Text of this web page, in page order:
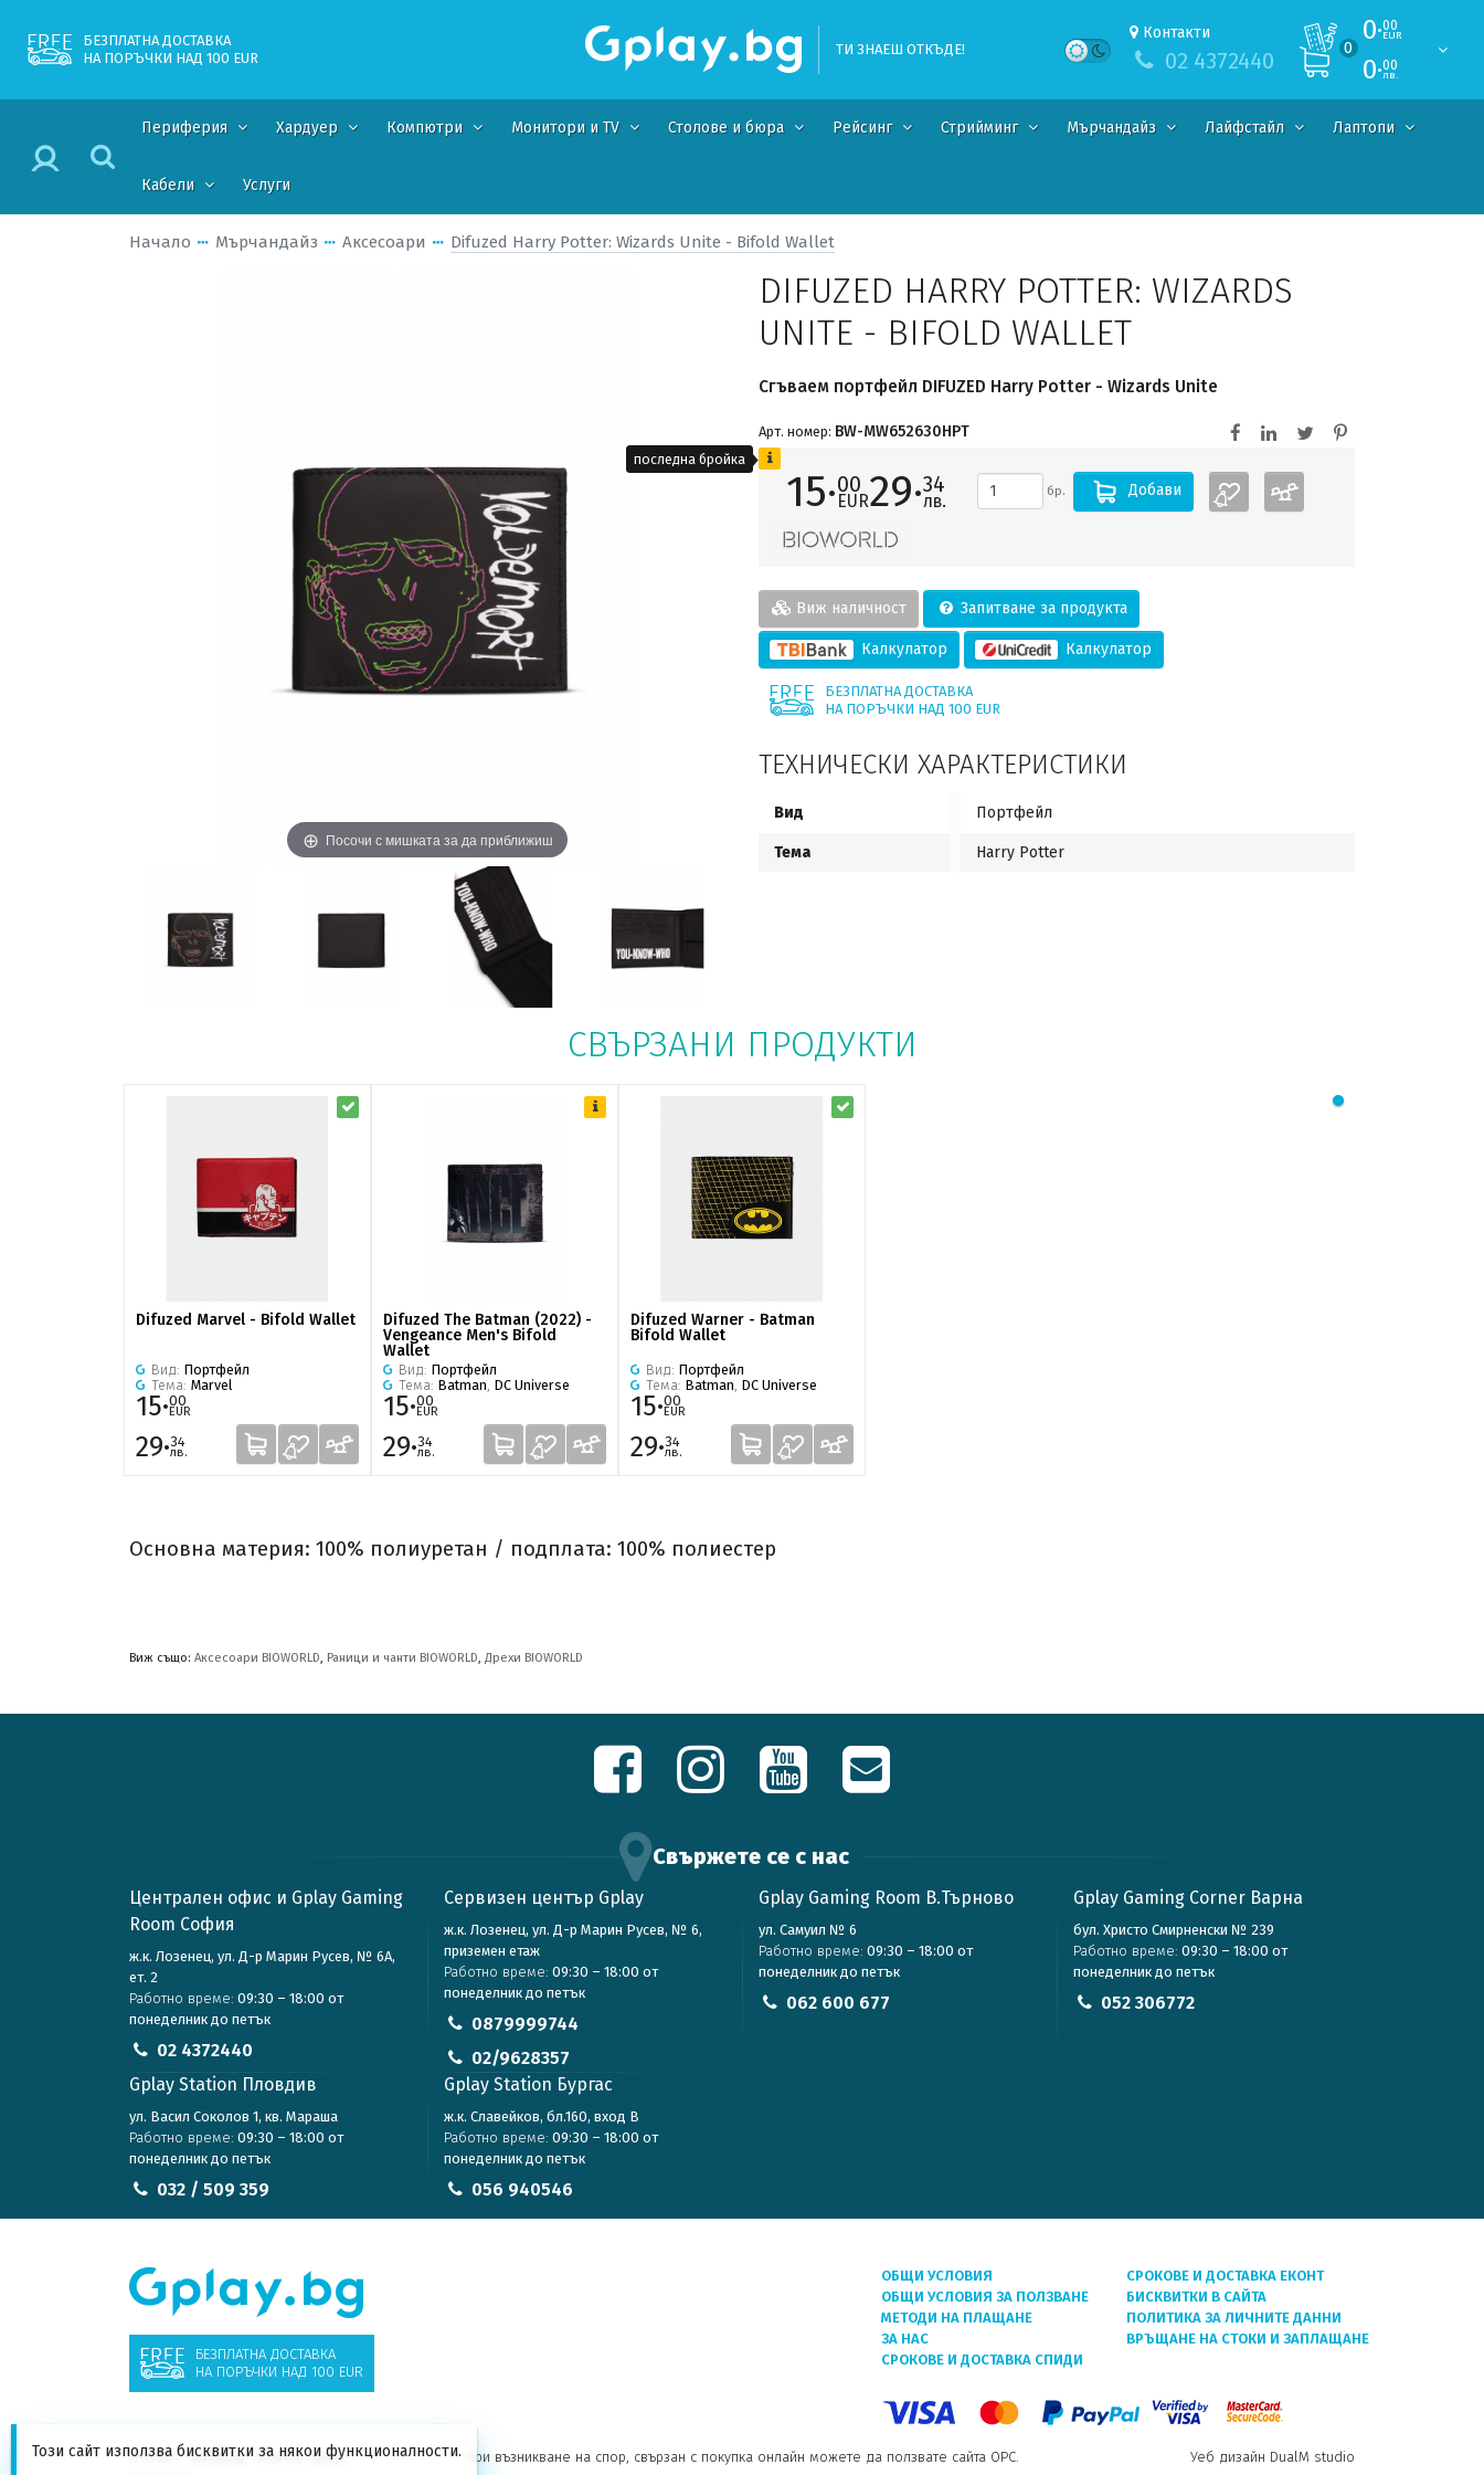
БЕЗПЛАТНА ДОСТАВКА
НА ПОРЪЧКИ НАД 100 EUR
ТИ ЗНАЕШ ОТКЪДЕ!
Контакти
02 4372440 0
0·00
EUR
0·00
лв.
Периферия Хардуер Компютри Монитори и TV Столове и бюра Рейсинг Стрийминг Мърчандайз Лайфстайл Лаптопи
Кабели Услуги
Начало Мърчандайз Аксесоари Difuzed Harry Potter: Wizards Unite - Bifold Wallet
Посочи с мишката за да приближиш
DIFUZED HARRY POTTER: WIZARDS
UNITE - BIFOLD WALLET
Сгъваем портфейл DIFUZED Harry Potter - Wizards Unite
Арт. номер: BW-MW652630HPT
15·00
EUR29·34
лв. бр. Добави
Виж наличност Запитване за продукта
Калкулатор Калкулатор
БЕЗПЛАТНА ДОСТАВКА
НА ПОРЪЧКИ НАД 100 EUR
ТЕХНИЧЕСКИ ХАРАКТЕРИСТИКИ
Вид Портфейл
Тема Harry Potter
СВЪРЗАНИ ПРОДУКТИ
Difuzed Marvel - Bifold Wallet
Вид: Портфейл
Тема: Marvel
15·00
EUR
29·34
лв.
Difuzed The Batman (2022) -
Vengeance Men's Bifold
Wallet
Вид: Портфейл
Тема: Batman, DC Universe
15·00
EUR
29·34
лв.
Difuzed Warner - Batman
Bifold Wallet
Вид: Портфейл
Тема: Batman, DC Universe
15·00
EUR
29·34
лв.
Основна материя: 100% полиуретан / подплата: 100% полиестер
Виж също: Аксесоари BIOWORLD, Раници и чанти BIOWORLD, Дрехи BIOWORLD
Свържете се с нас
Централен офис и Gplay Gaming
Room София
ж.к. Лозенец, ул. Д-р Марин Русев, № 6А,
ет. 2
Работно време: 09:30 – 18:00 от
понеделник до петък
02 4372440
Сервизен център Gplay
ж.к. Лозенец, ул. Д-р Марин Русев, № 6,
приземен етаж
Работно време: 09:30 – 18:00 от
понеделник до петък
0879999744
02/9628357
Gplay Gaming Room В.Търново
ул. Самуил № 6
Работно време: 09:30 – 18:00 от
понеделник до петък
062 600 677
Gplay Gaming Corner Варна
бул. Христо Смирненски № 239
Работно време: 09:30 – 18:00 от
понеделник до петък
052 306772
Gplay Station Пловдив
ул. Васил Соколов 1, кв. Мараша
Работно време: 09:30 – 18:00 от
понеделник до петък
032 / 509 359
Gplay Station Бургас
ж.к. Славейков, бл.160, вход В
Работно време: 09:30 – 18:00 от
понеделник до петък
056 940546
БЕЗПЛАТНА ДОСТАВКА
НА ПОРЪЧКИ НАД 100 EUR
ОБЩИ УСЛОВИЯ
ОБЩИ УСЛОВИЯ ЗА ПОЛЗВАНЕ
МЕТОДИ НА ПЛАЩАНЕ
ЗА НАС
СРОКОВЕ И ДОСТАВКА СПИДИ
СРОКОВЕ И ДОСТАВКА ЕКОНТ
БИСКВИТКИ В САЙТА
ПОЛИТИКА ЗА ЛИЧНИТЕ ДАННИ
ВРЪЩАНЕ НА СТОКИ И ЗАПЛАЩАНЕ
© 2026 - Gplay.bg - Всички права
При възникване на спор, свързан с покупка онлайн можете да ползвате сайта ОРС. Уеб дизайн DualM studio
Този сайт използва бисквитки за някои функционалности.
последна бройка